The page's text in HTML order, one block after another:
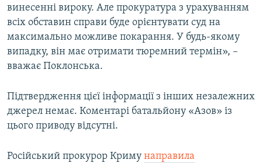
винесенні вироку. Але прокуратура з урахуванням
всіх обставин справи буде орієнтувати суд на
максимально можливе покарання. У будь-якому
випадку, він має отримати тюремний термін», –
вважає Поклонська.
Підтвердження цієї інформації з інших незалежних
джерел немає. Коментарі батальйону «Азов» із
цього приводу відсутні.
Російський прокурор Криму направила